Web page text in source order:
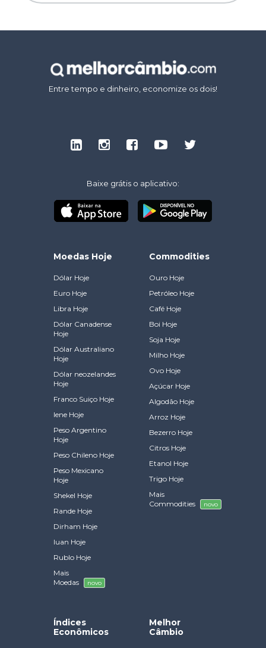
Entre tempo e dinheiro, economize os dois!
Baixe grátis o aplicativo:
Moedas Hoje
Dólar Hoje
Euro Hoje
Libra Hoje
Dólar Canadense
Hoje
Dólar Australiano
Hoje
Dólar neozelandes
Hoje
Franco Suiço Hoje
Iene Hoje
Peso Argentino
Hoje
Peso Chileno Hoje
Peso Mexicano
Hoje
Shekel Hoje
Rande Hoje
Dirham Hoje
Iuan Hoje
Rublo Hoje
Mais
Moedas
novo
Commodities
Ouro Hoje
Petróleo Hoje
Café Hoje
Boi Hoje
Soja Hoje
Milho Hoje
Ovo Hoje
Açúcar Hoje
Algodão Hoje
Arroz Hoje
Bezerro Hoje
Citros Hoje
Etanol Hoje
Trigo Hoje
Mais
Commodities
novo
Índices
Econômicos
Melhor
Câmbio